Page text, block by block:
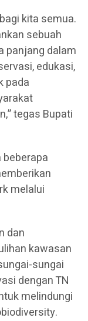
kita semua.
sebuah
panjang dalam
edukasi,
pada
tegas Bupati
melalui
dan
kawasan
sungai
dengan TN
melindungi